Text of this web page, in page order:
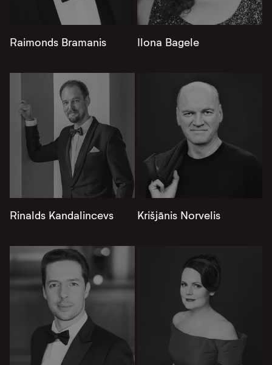
Raimonds Bramanis Ilona Bagele
Rinalds Kandalincevs Krišjānis Norvelis